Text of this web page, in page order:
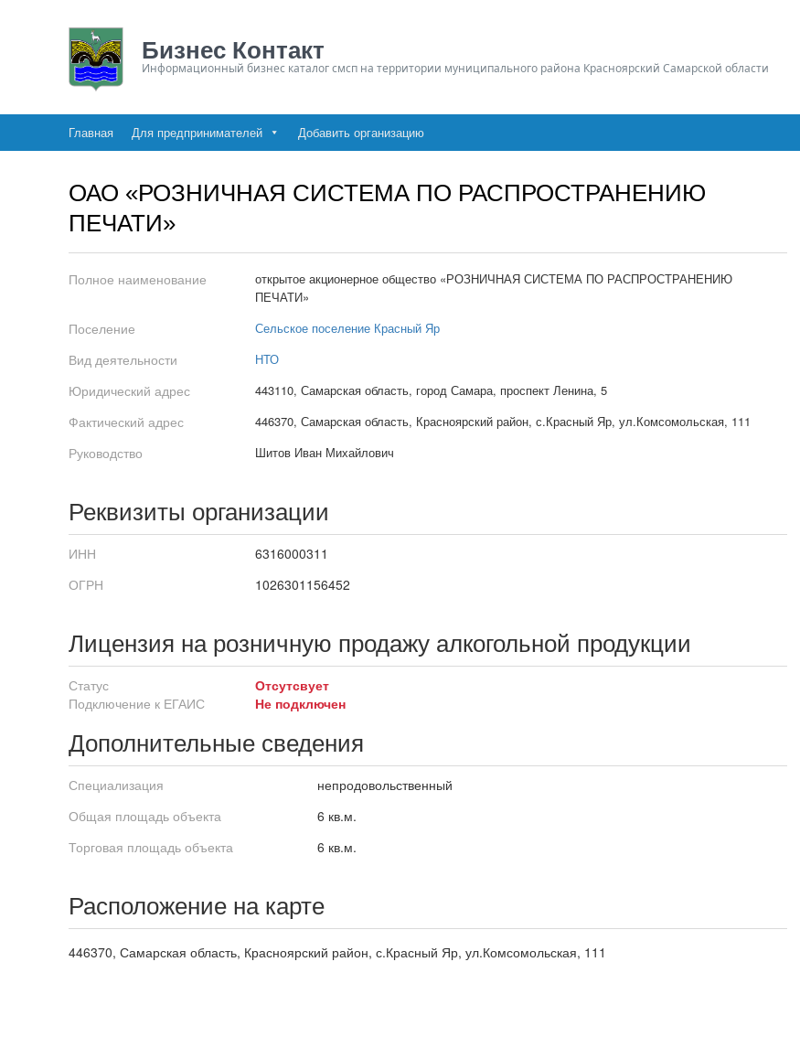
Бизнес Контакт
Информационный бизнес каталог смсп на территории муниципального района Красноярский Самарской области
Главная Для предпринимателей Добавить организацию
ОАО «РОЗНИЧНАЯ СИСТЕМА ПО РАСПРОСТРАНЕНИЮ
ПЕЧАТИ»
Полное наименование
открытое акционерное общество «РОЗНИЧНАЯ СИСТЕМА ПО РАСПРОСТРАНЕНИЮ
ПЕЧАТИ»
Поселение Сельское поселение Красный Яр
Вид деятельности НТО
Юридический адрес 443110, Самарская область, город Самара, проспект Ленина, 5
Фактический адрес 446370, Самарская область, Красноярский район, с.Красный Яр, ул.Комсомольская, 111
Руководство Шитов Иван Михайлович
Реквизиты организации
ИНН
6316000311
ОГРН
1026301156452
Лицензия на розничную продажу алкогольной продукции
Статус
Отсутсвует
Подключение к ЕГАИС
Не подключен
Дополнительные сведения
Специализация
непродовольственный
Общая площадь объекта
6 кв.м.
Торговая площадь объекта
6 кв.м.
Расположение на карте
446370, Самарская область, Красноярский район, с.Красный Яр, ул.Комсомольская, 111